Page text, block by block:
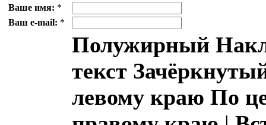
Ваше имя: *
Ваш e-mail: *
Полужирный
текст
левому краю По